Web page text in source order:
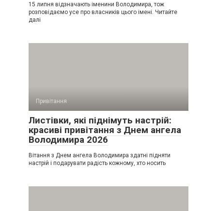
15 липня відзначають іменини Володимира, тож
розповідаємо усе про власників цього імені. Читайте
далі
Привітання
Листівки, які піднімуть настрій:
красиві привітання з Днем ангела
Володимира 2026
Вітання з Днем ангела Володимира здатні підняти
настрій і подарувати радість кожному, хто носить